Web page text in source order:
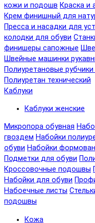
кожи и подошв Краска и
Крем финишный для
Пресса и насадки для
колодки для обуви
финишеры сапожные
Швейные машинки
Полиуретановые
Полиуретан технический
Каблуки
Каблуки женские
Микропора обувная
гвоздем Набойки
обуви Набойки
Подметки для обуви
Кроссовочные подошвы
Набойки для обуви
Набоечные листы
подошвы
Кожа